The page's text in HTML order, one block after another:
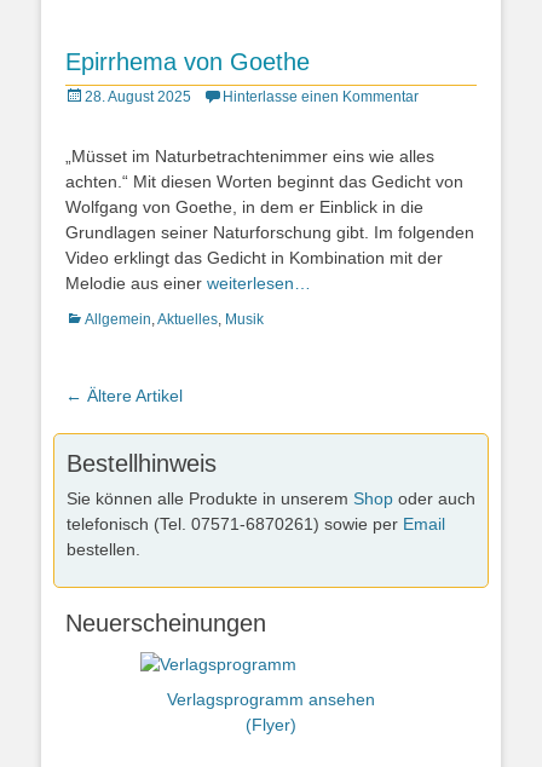
Epirrhema von Goethe
Posted
28. August 2025 Hinterlasse einen Kommentar
„Müsset im Naturbetrachtenimmer eins wie alles
achten.“ Mit diesen Worten beginnt das Gedicht von
Wolfgang von Goethe, in dem er Einblick in die
Grundlagen seiner Naturforschung gibt. Im folgenden
Video erklingt das Gedicht in Kombination mit der
Melodie aus einer weiterlesen…
Kategorien
Allgemein,Aktuelles, Musik
Artikel-
← Ältere Artikel
Bestellhinweis
Sie können alle Produkte in unserem Shop oder auch
telefonisch (Tel. 07571-6870261) sowie per Email
bestellen.
Neuerscheinungen
Verlagsprogramm ansehen
(Flyer)